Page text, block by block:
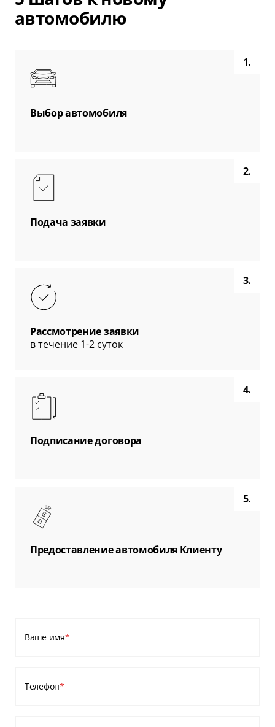
автомобилю
1.
Выбор автомобиля
2.
Подача заявки
3.
Рассмотрение заявки
в течение 1-2 суток
4.
Подписание договора
5.
Предоставление автомобиля Клиенту
Ваше имя*
Телефон*